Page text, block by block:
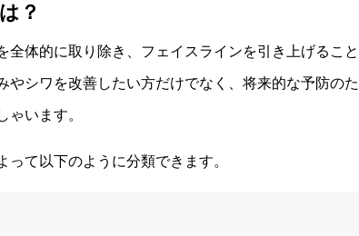
？
全体的に取り除き、フェイスラインを引き上げること
やシワを改善したい方だけでなく、将来的な予防のた
ゃいます。
て以下のように分類できます。